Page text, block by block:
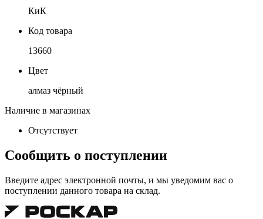
КиК
Код товара
13660
Цвет
алмаз чёрный
Наличие в магазинах
Отсутствует
Сообщить о поступлении
Введите адрес электронной почты, и мы уведомим вас о
поступлении данного товара на склад.